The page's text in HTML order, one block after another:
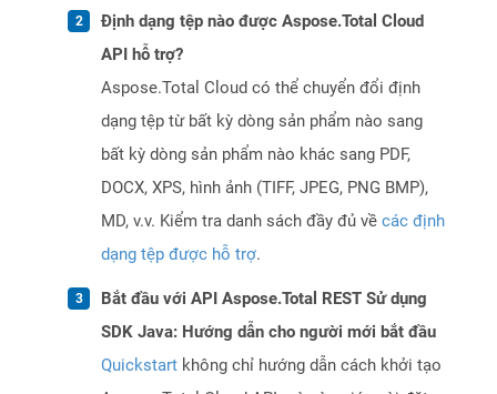
Định dạng tệp nào được Aspose.Total Cloud
API hỗ trợ?
Aspose.Total Cloud có thể chuyển đổi định
dạng tệp từ bất kỳ dòng sản phẩm nào sang
bất kỳ dòng sản phẩm nào khác sang PDF,
DOCX, XPS, hình ảnh (TIFF, JPEG, PNG BMP),
MD, v.v. Kiểm tra danh sách đầy đủ về các định
dạng tệp được hỗ trợ.
Bắt đầu với API Aspose.Total REST Sử dụng
SDK Java: Hướng dẫn cho người mới bắt đầu
Quickstart không chỉ hướng dẫn cách khởi tạo